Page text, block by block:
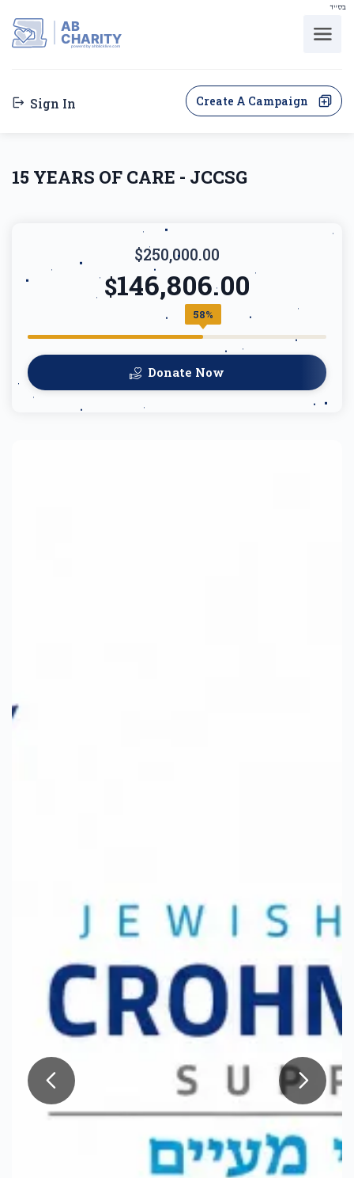
בס"ד
AB
CHARITY
powerd by ahblicklive.com
Sign In Create A Campaign
15 YEARS OF CARE - JCCSG
$250,000.00
$146,806.00
58%
Donate Now